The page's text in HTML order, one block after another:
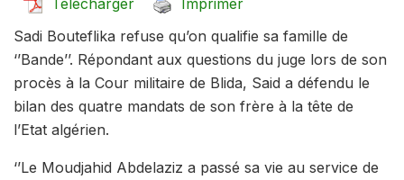
Sadi Bouteflika refuse qu’on qualifie sa famille de
‘’Bande’’. Répondant aux questions du juge lors de son
procès à la Cour militaire de Blida, Said a défendu le
bilan des quatre mandats de son frère à la tête de
l’Etat algérien.
‘’Le Moudjahid Abdelaziz a passé sa vie au service de